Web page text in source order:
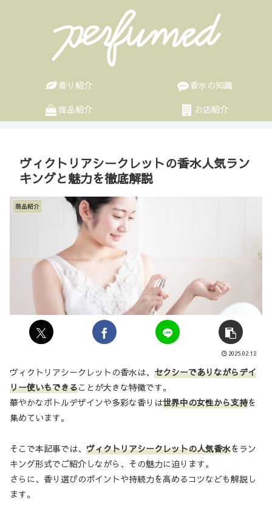
香り紹介
香水の知識
商品紹介
お店紹介
ヴィクトリアシークレットの香水人気ラン
キングと魅力を徹底解説
商品紹介
2025.02.12
ヴィクトリアシークレットの香水は、 セクシーでありながらデイ
リー使いもできることが大きな特徴です。
華やかなボトルデザインや多彩な香りは世界中の女性から支持を
集めています。
そこで本記事では、 ヴィクトリアシークレットの人気香水をラン
キング形式でご紹介しながら、その魅力に迫ります。
さらに、香り選びのポイントや持続力を高めるコツなども解説し
ます。